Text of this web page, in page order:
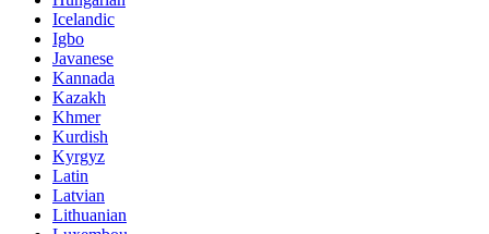
Icelandic
Igbo
Javanese
Kannada
Kazakh
Khmer
Kurdish
Kyrgyz
Latin
Latvian
Lithuanian